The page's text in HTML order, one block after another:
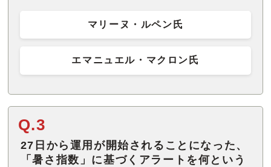
マリーヌ・ルペン氏
エマニュエル・マクロン氏
Q.3
27日から運用が開始されることになった、
「暑さ指数」に基づくアラートを何という